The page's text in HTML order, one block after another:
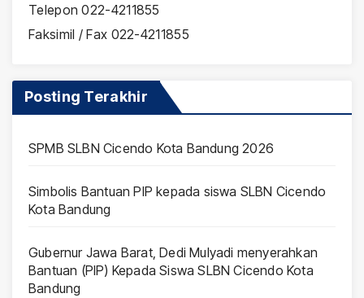
Telepon 022-4211855
Faksimil / Fax 022-4211855
Posting Terakhir
SPMB SLBN Cicendo Kota Bandung 2026
Simbolis Bantuan PIP kepada siswa SLBN Cicendo
Kota Bandung
Gubernur Jawa Barat, Dedi Mulyadi menyerahkan
Bantuan (PIP) Kepada Siswa SLBN Cicendo Kota
Bandung